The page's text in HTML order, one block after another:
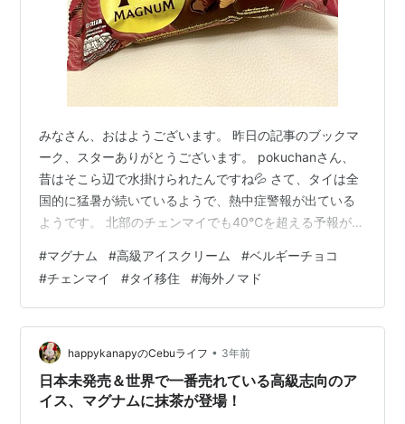
みなさん、おはようございます。 昨日の記事のブックマ
ーク、スターありがとうございます。 pokuchanさん、
昔はそこら辺で水掛けられたんですね💦 さて、タイは全
国的に猛暑が続いているようで、熱中症警報が出ている
ようです。 北部のチェンマイでも40℃を超える予報が連
ころもあるようですΣ(･ω･ﾉ)ﾉ！ さて、そんな毎日ですの
で、私はやはり冷たい物が食べたいです。 少し前に日本
未発売の高級志向のアイスクリームとして世界では知ら
れているマグナムの抹茶味の記事を挙げました。
www.happykanapy.com マグナムはいくつか種類があっ
て、期…
#マグナム #高級アイスクリーム #ベルギーチョコ
#チェンマイ #タイ移住 #海外ノマド
happykanapyのCebuライフ • 3年前
日本未発売＆世界で一番売れている高級志向のア
イス、マグナムに抹茶が登場！